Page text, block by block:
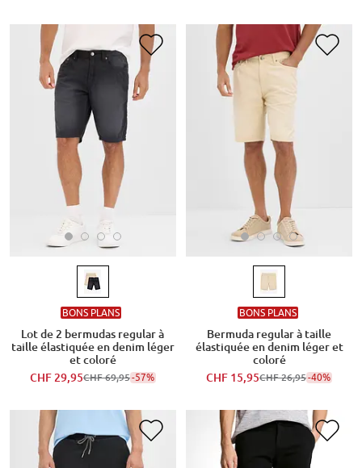
BONS PLANS
Lot de 2 bermudas regular à
taille élastiquée en denim léger
et coloré
CHF 29,95CHF 69,95-57%
BONS PLANS
Bermuda regular à taille
élastiquée en denim léger et
coloré
CHF 15,95CHF 26,95-40%